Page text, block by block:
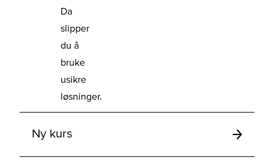
Da
slipper
du å
bruke
usikre
løsninger.
Ny kurs